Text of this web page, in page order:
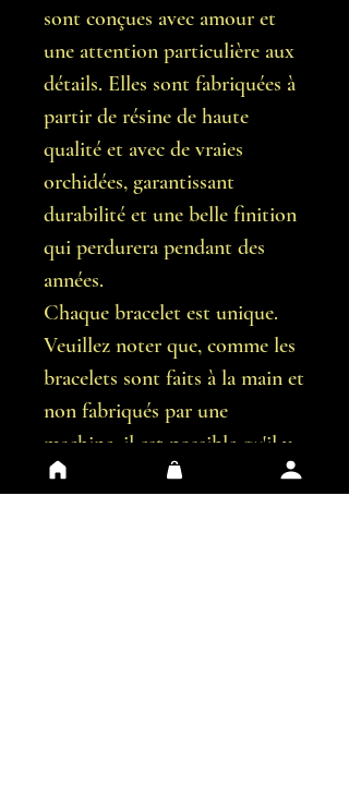
sont conçues avec amour et
une attention particulière aux
détails. Elles sont fabriquées à
partir de résine de haute
qualité et avec de vraies
orchidées, garantissant
durabilité et une belle finition
qui perdurera pendant des
années.
Chaque bracelet est unique.
Veuillez noter que, comme les
bracelets sont faits à la main et
non fabriqués par une
machine, il est possible qu'il y
ait de légères imperfections.